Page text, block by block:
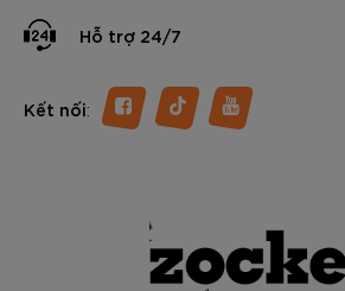
Hỗ trợ 24/7
Kết nối: